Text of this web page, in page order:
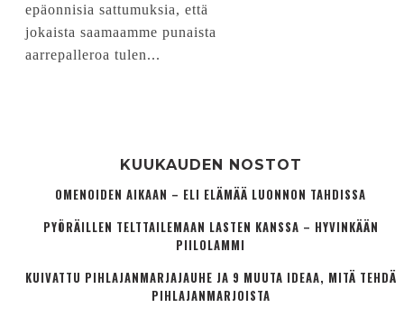
epäonnisia sattumuksia, että
jokaista saamaamme punaista
aarrepalleroa tulen...
KUUKAUDEN NOSTOT
OMENOIDEN AIKAAN – ELI ELÄMÄÄ LUONNON TAHDISSA
PYÖRÄILLEN TELTTAILEMAAN LASTEN KANSSA – HYVINKÄÄN
PIILOLAMMI
KUIVATTU PIHLAJANMARJAJAUHE JA 9 MUUTA IDEAA, MITÄ TEHDÄ
PIHLAJANMARJOISTA